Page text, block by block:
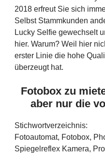
2018 erfreut Sie sich
Selbst Stammkunden
Lucky Selfie gewechselt
hier. Warum? Weil hier
erster Linie die hohe
überzeugt hat.
Fotobox zu
aber nur die
Stichwortverzeichnis:
Fotoautomat, Fotobox,
Spiegelreflex Kamera,